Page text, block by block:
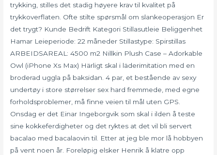
trykking, stilles det stadig høyere krav til kvalitet på
trykkoverflaten. Ofte stilte spørsmål om slankeoperasjon Er
det trygt? Kunde Bedrift Kategori Stillasutleie Beliggenhet
Hamar Leieperiode: 22 måneder Stillastype: Spirstillas
ARBEIDSAREAL: 4500 m2 Nillkin Plush Case – Adorkable
Owl (iPhone Xs Max) Härligt skal i läderimitation med en
broderad uggla på baksidan. 4 par, et bestående av sexy
undertøy i store størrelser sex hard fremmede, med egne
forholdsproblemer, må finne veien til mål uten GPS.
Onsdag er det Einar Ingeborgvik som skal i ilden å teste
sine kokkeferdigheter og det ryktes at det vil bli servert
bacalao med bacalaovin til. Etter at jeg ble mor lå hobbyen
på vent noen år. Foreløpig elsker Henrik å klatre opp